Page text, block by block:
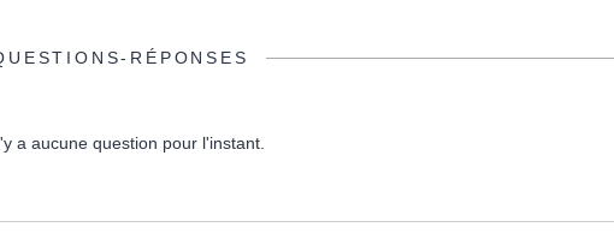
RÉPONSES
a aucune question pour l'instant.